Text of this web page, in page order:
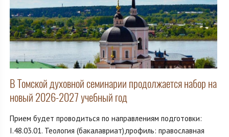
В Томской духовной семинарии продолжается набор на
новый 2026-2027 учебный год
Прием будет проводиться по направлениям подготовки:
I.48.03.01. Теология (бакалавриат),профиль: православная